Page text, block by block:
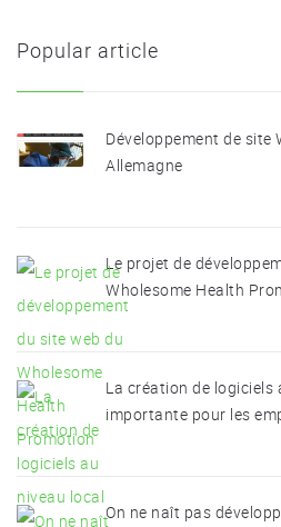
Popular article
Développement de site
Allemagne
Le projet de
Wholesome Health
La création de logiciels
importante pour les
On ne naît pas